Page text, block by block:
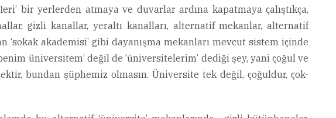
bir yerlerden atmaya ve duvarlar ardına kapatmaya çalıştıkça,
gizli kanallar, yeraltı kanalları, alternatif mekanlar, alternatif
akademisi’ gibi dayanışma mekanları mevcut sistem içinde
üniversitem’ değil de ‘üniversitelerim’ dediği şey, yani çoğul ve
bundan şüphemiz olmasın. Üniversite tek değil, çoğuldur, çok-